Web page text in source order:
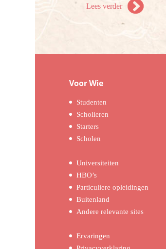
Lees verder
Voor Wie
Studenten
Scholieren
Starters
Scholen
Universiteiten
HBO’s
Particuliere opleidingen
Buitenland
Andere relevante sites
Ervaringen